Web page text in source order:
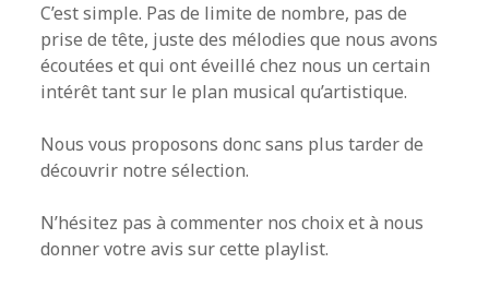
C’est simple. Pas de limite de nombre, pas de
prise de tête, juste des mélodies que nous avons
écoutées et qui ont éveillé chez nous un certain
intérêt tant sur le plan musical qu’artistique.
Nous vous proposons donc sans plus tarder de
découvrir notre sélection.
N’hésitez pas à commenter nos choix et à nous
donner votre avis sur cette playlist.